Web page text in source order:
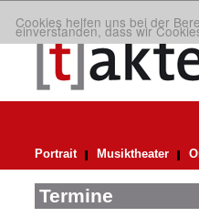
Cookies helfen uns bei der
einverstanden, dass wir
Portrait Musiktheater
Termine